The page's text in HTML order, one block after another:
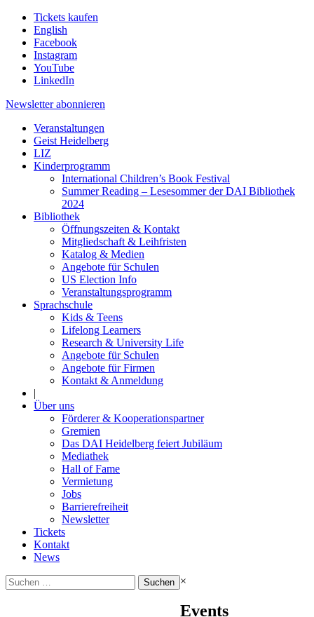
Tickets kaufen
English
Facebook
Instagram
YouTube
LinkedIn
Newsletter abonnieren
Veranstaltungen
Geist Heidelberg
LIZ
Kinderprogramm
International Children’s Book Festival
Summer Reading – Lesesommer der DAI Bibliothek
2024
Bibliothek
Öffnungszeiten & Kontakt
Mitgliedschaft & Leihfristen
Katalog & Medien
Angebote für Schulen
US Election Info
Veranstaltungsprogramm
Sprachschule
Kids & Teens
Lifelong Learners
Research & University Life
Angebote für Schulen
Angebote für Firmen
Kontakt & Anmeldung
|
Über uns
Förderer & Kooperationspartner
Gremien
Das DAI Heidelberg feiert Jubiläum
Mediathek
Hall of Fame
Vermietung
Jobs
Barrierefreiheit
Newsletter
Tickets
Kontakt
News
Suchen
nach:
×
Events